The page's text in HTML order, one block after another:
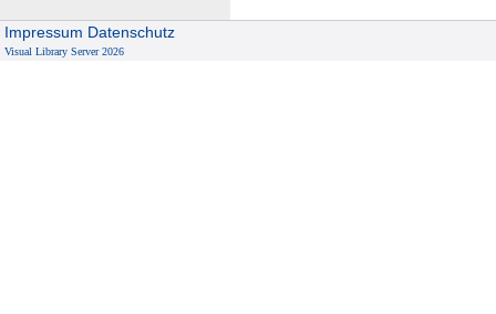
Impressum Datenschutz
Visual Library Server 2026